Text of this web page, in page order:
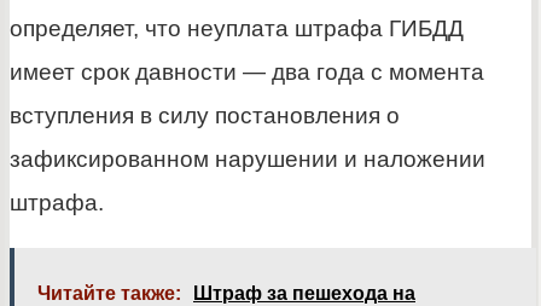
определяет, что неуплата штрафа ГИБДД
имеет срок давности — два года с момента
вступления в силу постановления о
зафиксированном нарушении и наложении
штрафа.
Читайте также: Штраф за пешехода на